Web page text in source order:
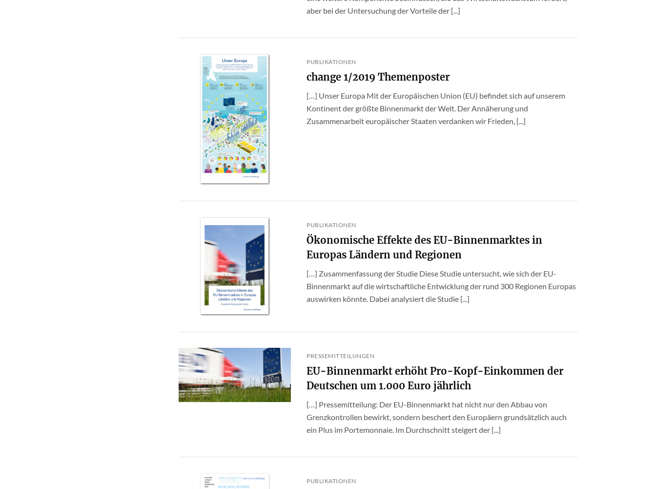
aber bei der Untersuchung der Vorteile der [...]
PUBLIKATIONEN
change 1/2019 Themenposter
[…] Unser Europa Mit der Europäischen Union (EU) befindet sich auf unserem
Kontinent der größte Binnenmarkt der Welt. Der Annäherung und
Zusammenarbeit europäischer Staaten verdanken wir Frieden, [...]
PUBLIKATIONEN
Ökonomische Effekte des EU-Binnenmarktes in
Europas Ländern und Regionen
[…] Zusammenfassung der Studie Diese Studie untersucht, wie sich der EU-
Binnenmarkt auf die wirtschaftliche Entwicklung der rund 300 Regionen Europas
auswirken könnte. Dabei analysiert die Studie [...]
PRESSEMITTEILUNGEN
EU-Binnenmarkt erhöht Pro-Kopf-Einkommen der
Deutschen um 1.000 Euro jährlich
[…] Pressemitteilung: Der EU-Binnenmarkt hat nicht nur den Abbau von
Grenzkontrollen bewirkt, sondern beschert den Europäern grundsätzlich auch
ein Plus im Portemonnaie. Im Durchschnitt steigert der [...]
PUBLIKATIONEN